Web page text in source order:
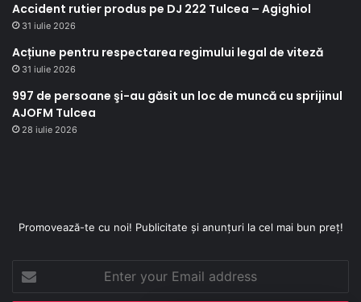
Accident rutier produs pe DJ 222 Tulcea – Agighiol
31 iulie 2026
Acțiune pentru respectarea regimului legal de viteză
31 iulie 2026
997 de persoane şi-au găsit un loc de muncă cu sprijinul
AJOFM Tulcea
28 iulie 2026
Promovează-te cu noi! Publicitate și anunțuri la cel mai bun preț!
your